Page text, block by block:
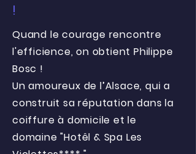
!
Quand le courage rencontre
l'efficience, on obtient Philippe
Bosc !
Un amoureux de l’Alsace, qui a
construit sa réputation dans la
coiffure à domicile et le
domaine "Hotêl & Spa Les